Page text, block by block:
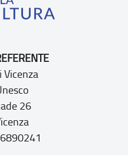
Vicenza
26